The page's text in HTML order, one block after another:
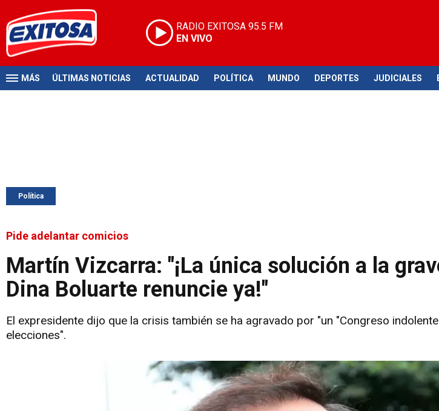
RADIO EXITOSA 95.5 FM
EN VIVO
MÁS ÚLTIMAS NOTICIAS ACTUALIDAD POLÍTICA MUNDO DEPORTES JUDICIALES
Política
Pide adelantar comicios
Martín Vizcarra: "¡La única solución a la
Dina Boluarte renuncie ya!"
El expresidente dijo que la crisis también se ha agravado por "un "Congreso
elecciones".